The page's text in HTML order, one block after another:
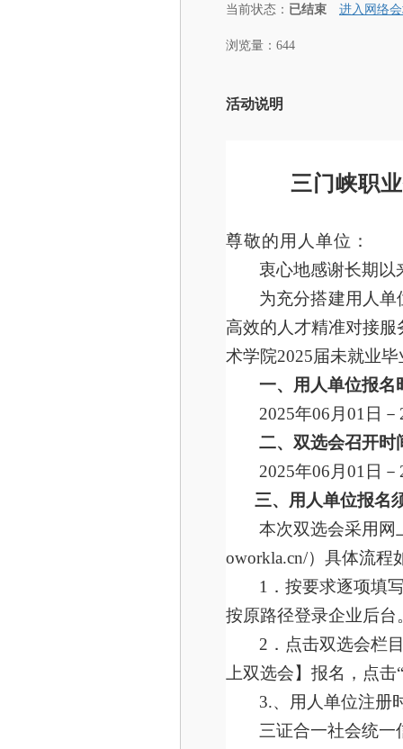
当前状态： 已结束 进入网络
浏览量：644
活动说明
三门峡职
尊敬的用人单位：
衷心地感谢长期以
为充分搭建用人
高效的人才精准对接服
术学院2025届未就业
一、用人单位报名
2025年06月01 日－
二、双选会召开时
2025年06月01 日－
三、用人单位报名
本次双选会采用网
oworkla.cn/）具体流程
1．按要求逐项填
按原路径登录企业后台
2．点击双选会栏
上双选会】报名，点击
3.、用人单位注册
三证合一社会统一